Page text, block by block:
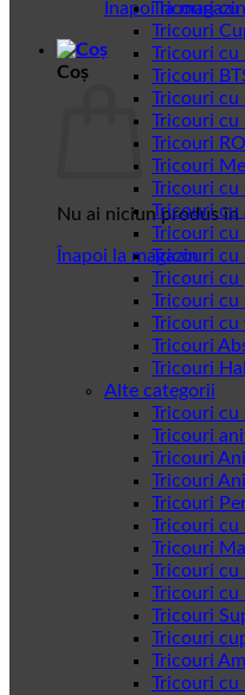
Înapoi la magazin
Coș
Nu ai niciun produs în
Înapoi la magazin
Tricouri cu
Tricouri
Tricouri cu
Tricouri
Tricouri cu
Tricouri cu
Tricouri
Tricouri
Tricouri cu
Tricouri cu
Tricouri cu
Tricouri cu
Tricouri cu
Tricouri cu
Tricouri cu
Tricouri
Tricouri
Alte categorii
Tricouri cu
Tricouri
Tricouri
Tricouri
Tricouri
Tricouri cu
Tricouri
Tricouri cu
Tricouri cu
Tricouri
Tricouri
Tricouri
Tricouri cu